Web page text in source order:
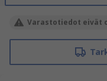
Varastotiedot eivät